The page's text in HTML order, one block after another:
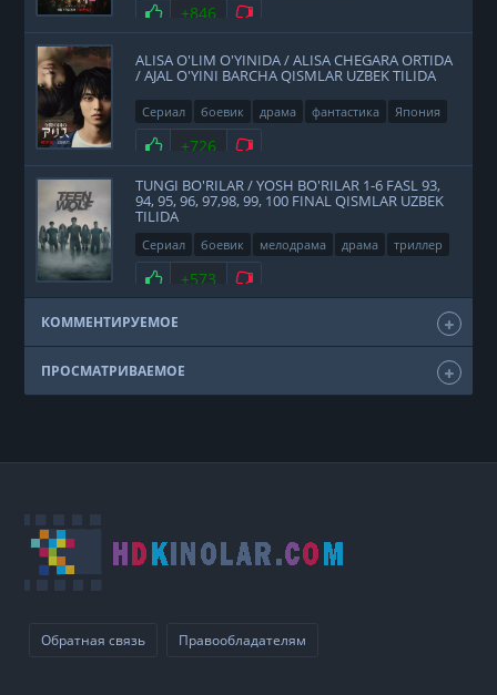
Нравится
+846 Не нравится
ALISA O'LIM O'YINIDA / ALISA CHEGARA ORTIDA
/ AJAL O'YINI BARCHA QISMLAR UZBEK TILIDA
Сериал боевик драма фантастика
Япония
2020
Нравится
+726 Не нравится
TUNGI BO'RILAR / YOSH BO'RILAR 1-6 FASL 93,
94, 95, 96, 97,98, 99, 100 FINAL QISMLAR UZBEK
TILIDA
Сериал боевик мелодрама драма
триллер
фэнтези
США 2011
Нравится
+573 Не нравится
КОММЕНТИРУЕМОЕ
ПРОСМАТРИВАЕМОЕ
Обратная связь Правообладателям